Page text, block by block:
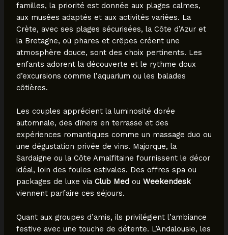
familles, la priorité est donnée aux plages calmes,
aux musées adaptés et aux activités variées. La
Crète, avec ses plages sécurisées, la Côte d’Azur et
la Bretagne, où phares et crêpes créent une
atmosphère douce, sont des choix pertinents. Les
enfants adorent la découverte et le rythme doux
d’excursions comme l’aquarium ou les balades
côtières.
Les couples apprécient la luminosité dorée
automnale, des dîners en terrasse et des
expériences romantiques comme un massage duo ou
une dégustation privée de vins. Majorque, la
Sardaigne ou la Côte Amalfitaine fournissent le décor
idéal, loin des foules estivales. Des offres spa ou
packages de luxe via Club Medou Weekendesk
viennent parfaire ces séjours.
Quant aux groupes d’amis, ils privilégient l’ambiance
festive avec une touche de détente. L’Andalousie, les